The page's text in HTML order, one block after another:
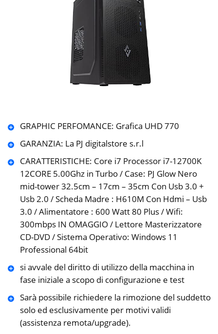
GRAPHIC PERFOMANCE: Grafica UHD 770
GARANZIA: La PJ digitalstore s.r.l
CARATTERISTICHE: Core i7 Processor i7-12700K
12CORE 5.00Ghz in Turbo / Case: PJ Glow Nero
mid-tower 32.5cm – 17cm – 35cm Con Usb 3.0 +
Usb 2.0 / Scheda Madre : H610M Con Hdmi – Usb
3.0 / Alimentatore : 600 Watt 80 Plus / Wifi:
300mbps IN OMAGGIO / Lettore Masterizzatore
CD-DVD / Sistema Operativo: Windows 11
Professional 64bit
si avvale del diritto di utilizzo della macchina in
fase iniziale a scopo di configurazione e test
Sarà possibile richiedere la rimozione del suddetto
solo ed esclusivamente per motivi validi
(assistenza remota/upgrade).